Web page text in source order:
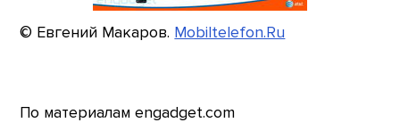
© Евгений Макаров. Mobiltelefon.Ru
По материалам engadget.com